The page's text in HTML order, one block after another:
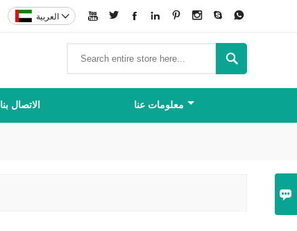

        العربية 

الاتصال بنا معلومات عنا